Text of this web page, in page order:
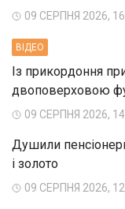
09 СЕРПНЯ 2026,
ВIДЕО
Із прикордоння
двоповерховою
09 СЕРПНЯ 2026,
Душили
і золото
09 СЕРПНЯ 2026,